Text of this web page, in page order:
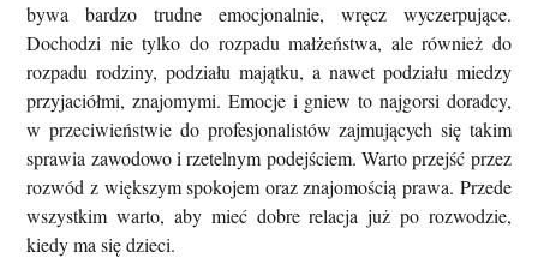
bywa bardzo trudne emocjonalnie, wręcz wyczerpujące.
Dochodzi nie tylko do rozpadu małżeństwa, ale również do
rozpadu rodziny, podziału majątku, a nawet podziału miedzy
przyjaciółmi, znajomymi. Emocje i gniew to najgorsi doradcy,
w przeciwieństwie do profesjonalistów zajmujących się takim
sprawia zawodowo i rzetelnym podejściem. Warto przejść przez
rozwód z większym spokojem oraz znajomością prawa. Przede
wszystkim warto, aby mieć dobre relacja już po rozwodzie,
kiedy ma się dzieci.